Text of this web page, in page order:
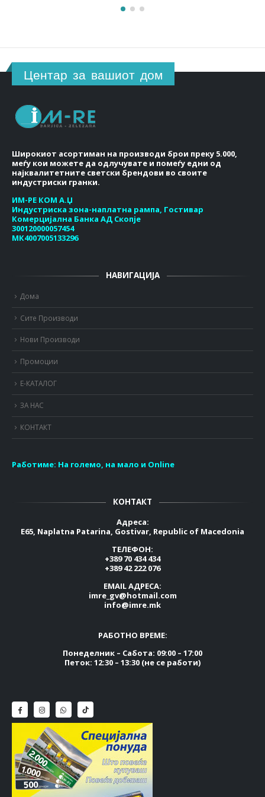
Центар за вашиот дом
Широкиот асортиман на производи брои преку 5.000,
меѓу кои можете да одлучувате и помеѓу едни од
најквалитетните светски брендови во своите
индустриски гранки.
ИМ-РЕ КОМ А.Џ
Индустриска зона-наплатна рампа, Гостивар
Комерцијална Банка АД Скопје
300120000057454
МК4007005133296
НАВИГАЦИЈА
Дома
Сите Производи
Нови Производи
Промоции
Е-КАТАЛОГ
ЗА НАС
КОНТАКТ
Работиме: На големо, на мало и Online
КОНТАКТ
Адреса:
E65, Naplatna Patarina, Gostivar, Republic of Macedonia
ТЕЛЕФОН:
+389 70 434 434
+389 42 222 076
EMAIL АДРЕСА:
imre_gv@hotmail.com
info@imre.mk
РАБОТНО ВРЕМЕ:
Понеделник – Сабота: 09:00 – 17:00
Петок: 12:30 – 13:30 (не се работи)